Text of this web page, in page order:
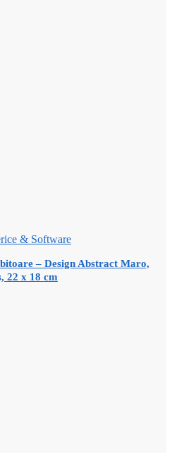
& Software
– Design Abstract Maro,
22 x 18 cm